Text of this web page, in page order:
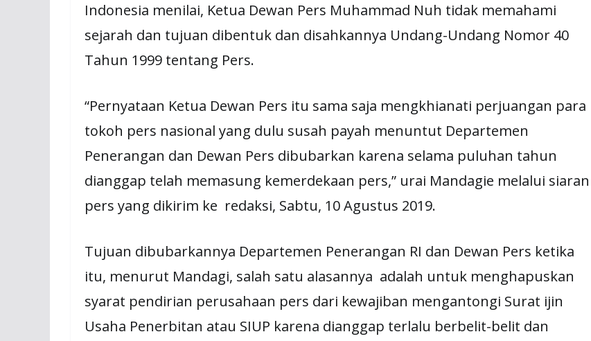
Indonesia menilai, Ketua Dewan Pers Muhammad Nuh tidak memahami
sejarah dan tujuan dibentuk dan disahkannya Undang-Undang Nomor 40
Tahun 1999 tentang Pers.
“Pernyataan Ketua Dewan Pers itu sama saja mengkhianati perjuangan para
tokoh pers nasional yang dulu susah payah menuntut Departemen
Penerangan dan Dewan Pers dibubarkan karena selama puluhan tahun
dianggap telah memasung kemerdekaan pers,” urai Mandagie melalui siaran
pers yang dikirim ke redaksi, Sabtu, 10 Agustus 2019.
Tujuan dibubarkannya Departemen Penerangan RI dan Dewan Pers ketika
itu, menurut Mandagi, salah satu alasannya adalah untuk menghapuskan
syarat pendirian perusahaan pers dari kewajiban mengantongi Surat ijin
Usaha Penerbitan atau SIUP karena dianggap terlalu berbelit-belit dan